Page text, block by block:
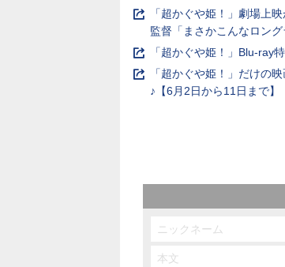
「超かぐや姫！」劇場上
監督「まさかこんなロン
「超かぐや姫！」Blu-ray
「超かぐや姫！」だけの
♪【6月2日から11日まで】